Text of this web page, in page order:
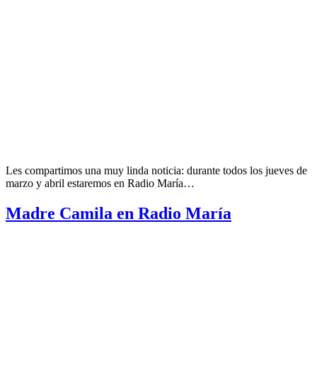
Les compartimos una muy linda noticia: durante todos los jueves de
marzo y abril estaremos en Radio María…
Madre Camila en Radio María